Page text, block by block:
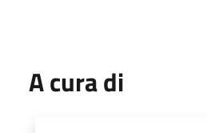
A cura di